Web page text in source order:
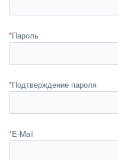
*Пароль
*Подтверждение пароля
*E-Mail